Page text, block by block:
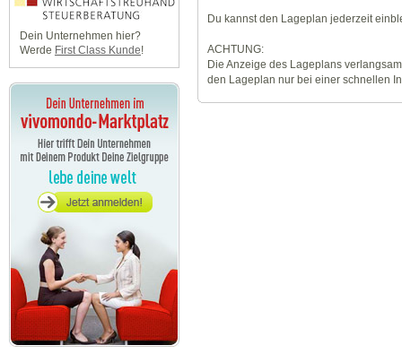
Dein Unternehmen hier?
Werde First Class Kunde!
Du kannst den Lageplan jederzeit
ACHTUNG:
Die Anzeige des Lageplans
den Lageplan nur bei einer schnellen